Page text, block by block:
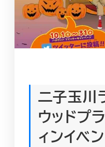
二子玉川
ウッドプ
ィンイベ